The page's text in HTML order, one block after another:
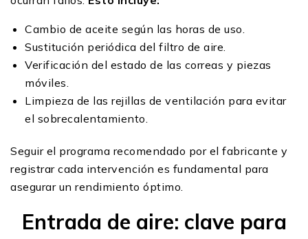
Cambio de aceite según las horas de uso.
Sustitución periódica del filtro de aire.
Verificación del estado de las correas y piezas
móviles.
Limpieza de las rejillas de ventilación para evitar
el sobrecalentamiento.
Seguir el programa recomendado por el fabricante y
registrar cada intervención es fundamental para
asegurar un rendimiento óptimo.
Entrada de aire: clave para